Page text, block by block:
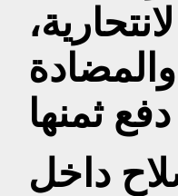
داخل